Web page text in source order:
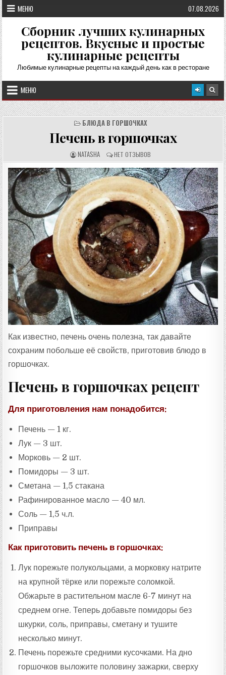
Перейти
к
содержимому
МЕНЮ 07.08.2026
Сборник лучших кулинарных
рецептов. Вкусные и простые
кулинарные рецепты
Любимые кулинарные рецепты на каждый день как в ресторане
МЕНЮ
БЛЮДА В ГОРШОЧКАХ
Печень в горшочках
А
В
Т
О
Р
Р
Е
Ц
Е
П
Т
А
:
NATASHA О
Т
З
Ы
В
Ы
:
НЕТ ОТЗЫВОВ
Как известно, печень очень полезна, так давайте
сохраним побольше её свойств, приготовив блюдо в
горшочках.
Печень в горшочках рецепт
Для приготовления нам понадобится:
Печень — 1 кг.
Лук — 3 шт.
Морковь — 2 шт.
Помидоры — 3 шт.
Сметана — 1,5 стакана
Рафинированное масло — 40 мл.
Соль — 1,5 ч.л.
Приправы
Как приготовить печень в горшочках:
Лук порежьте полукольцами, а морковку натрите
на крупной тёрке или порежьте соломкой.
Обжарьте в растительном масле 6-7 минут на
среднем огне. Теперь добавьте помидоры без
шкурки, соль, приправы, сметану и тушите
несколько минут.
Печень порежьте средними кусочками. На дно
горшочков выложите половину зажарки, сверху